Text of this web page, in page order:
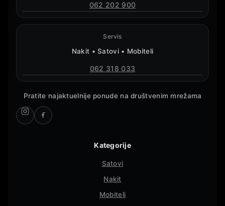
062 202 900
Servis
Nakit • Satovi • Mobiteli
062 318 033
Pratite najaktuelnije ponude na društvenim mrežama
Kategorije
Satovi
Nakit
Mobiteli